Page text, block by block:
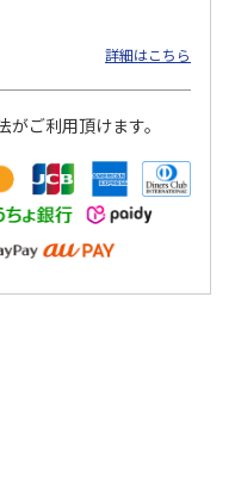
) (送料別・税込)
詳細はこちら
がご利用頂けます。